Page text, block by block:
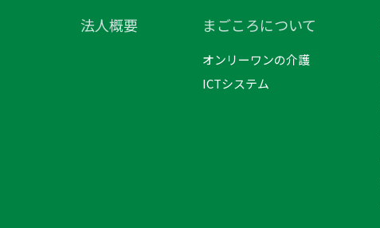
法人概要 まごころについて
オンリーワンの介護
ICTシステム